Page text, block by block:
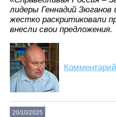
лидеры Геннадий Зюганов
жестко раскритиковали
внесли свои предложения.
20/10/2025